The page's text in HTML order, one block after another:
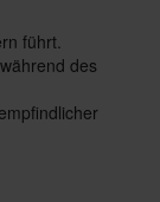
führt.
des